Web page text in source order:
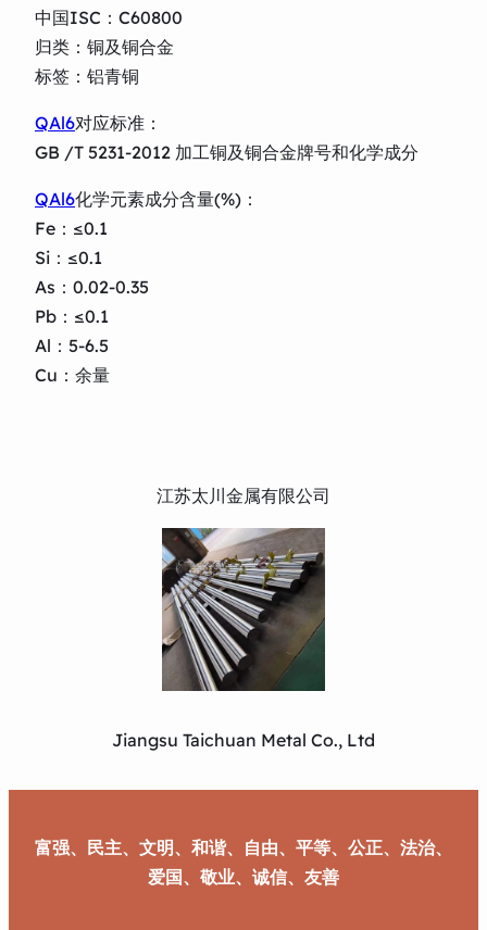
中国ISC：C60800
归类：铜及铜合金
标签：铝青铜
QAl6对应标准：
GB /T 5231-2012 加工铜及铜合金牌号和化学成分
QAl6化学元素成分含量(%)：
Fe：≤0.1
Si：≤0.1
As：0.02-0.35
Pb：≤0.1
Al：5-6.5
Cu：余量
江苏太川金属有限公司
Jiangsu Taichuan Metal Co., Ltd
富强、民主、文明、和谐、自由、平等、公正、法治、
爱国、敬业、诚信、友善